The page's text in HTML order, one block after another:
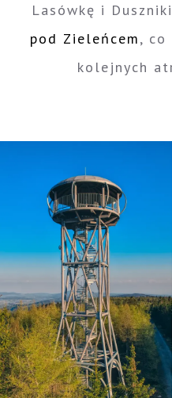
Lasówkę i
pod Zieleńcem, co
kolejnych